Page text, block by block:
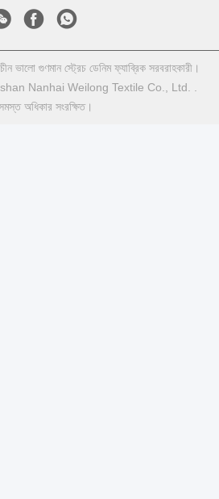
ভালো গুণমান স্ট্রেচ ডেনিম ফ্যাব্রিক সরবরাহকারী।
Nanhai Weilong Textile Co., Ltd. .
অধিকার সংরক্ষিত।